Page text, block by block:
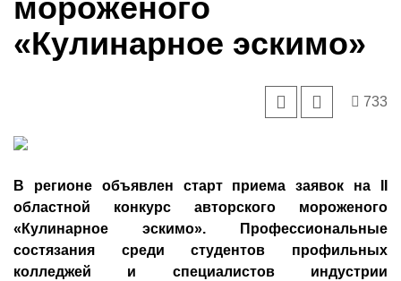
мороженого
«Кулинарное эскимо»
733
В регионе объявлен старт приема заявок на II
областной конкурс авторского мороженого
«Кулинарное эскимо». Профессиональные
состязания среди студентов профильных
колледжей и специалистов индустрии